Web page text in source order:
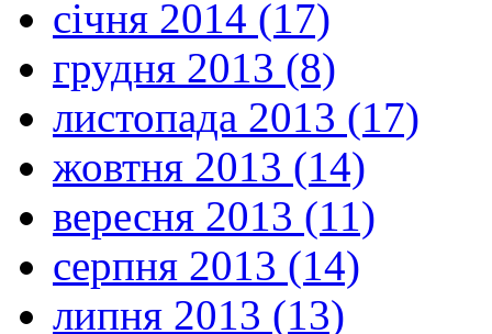
січня 2014 (17)
грудня 2013 (8)
листопада 2013 (17)
жовтня 2013 (14)
вересня 2013 (11)
серпня 2013 (14)
липня 2013 (13)